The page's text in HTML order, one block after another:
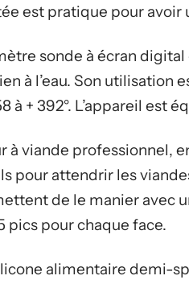
est pratique pour avoir
sonde à écran
à l’eau. Son
à + 392°. L’appareil est
à viande professionnel,
pour attendrir les
de le manier avec
pics pour chaque face.
alimentaire demi-